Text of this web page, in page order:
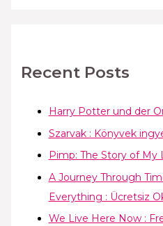
Recent Posts
Harry Potter und der
Szarvak : Könyvek
Pimp: The Story of My
A Journey Through
Everything : Ücretsiz
We Live Here Now :